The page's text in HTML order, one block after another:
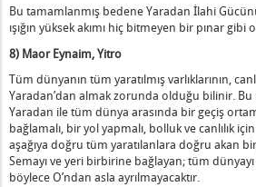
Biriz”
ve Bir Olarak”
Bu tamamlanmış bedene Yaradan İlahi Gücünü
ışığın yüksek akımı hiç bitmeyen bir pınar gibi
8) Maor Eynaim, Yitro
Tüm dünyanın tüm yaratılmış varlıklarının,
Yaradan’dan almak zorunda olduğu bilinir.
Yaradan ile tüm dünya arasında bir geçiş
bağlamalı, bir yol yapmalı, bolluk ve canlılık
aşağıya doğru tüm yaratılanlara doğru akan
Semayı ve yeri birbirine bağlayan; tüm
böylece O’ndan asla ayrılmayacaktır.